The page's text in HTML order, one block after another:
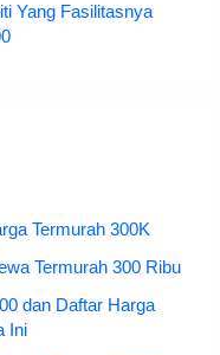
Yang Fasilitasnya
Termurah 300K
Termurah 300 Ribu
dan Daftar Harga
Ini